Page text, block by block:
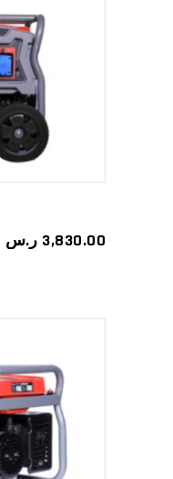
3,830.00 ر.س